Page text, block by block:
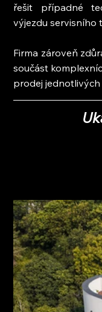
řešit případné
výjezdu servisního
Firma zároveň
součást
prodej